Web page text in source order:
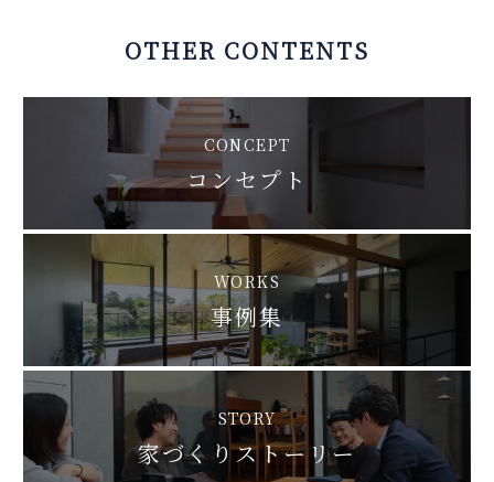
OTHER CONTENTS
CONCEPT
コンセプト
WORKS
事例集
STORY
家づくりストーリー